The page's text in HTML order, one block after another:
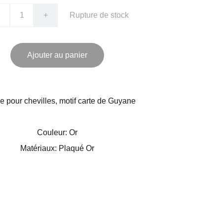
+ Rupture de stock
Ajouter au panier
pour chevilles, motif carte de Guyane
Couleur: Or
Matériaux: Plaqué Or